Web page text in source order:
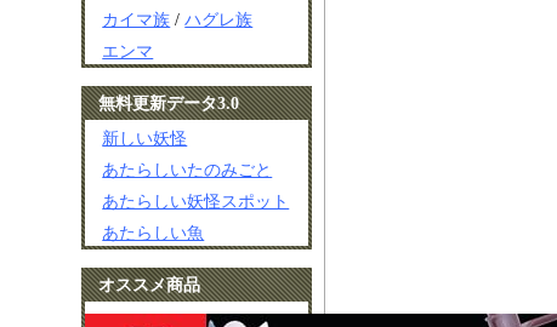
カイマ族 /ハグレ族
エンマ
無料更新データ3.0
新しい妖怪
あたらしいたのみごと
あたらしい妖怪スポット
あたらしい魚
オススメ商品